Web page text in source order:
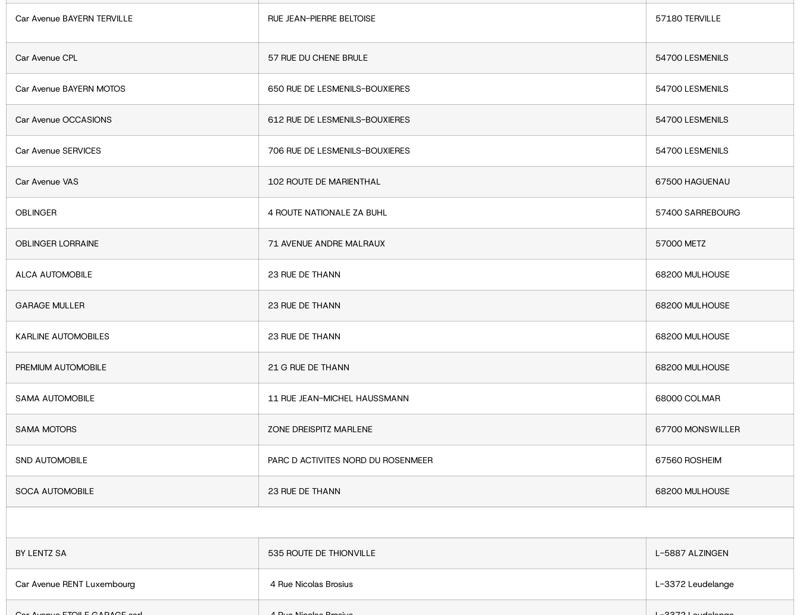
Car Avenue BAYERN TERVILLE RUE JEAN-PIERRE BELTOISE 57180 TERVILLE
Car Avenue CPL 57 RUE DU CHENE BRULE 54700 LESMENILS
Car Avenue BAYERN MOTOS 650 RUE DE LESMENILS-BOUXIERES 54700 LESMENILS
Car Avenue OCCASIONS 612 RUE DE LESMENILS-BOUXIERES 54700 LESMENILS
Car Avenue SERVICES 706 RUE DE LESMENILS-BOUXIERES 54700 LESMENILS
Car Avenue VAS 102 ROUTE DE MARIENTHAL 67500 HAGUENAU
OBLINGER 4 ROUTE NATIONALE ZA BUHL 57400 SARREBOURG
OBLINGER LORRAINE 71 AVENUE ANDRE MALRAUX 57000 METZ
ALCA AUTOMOBILE 23 RUE DE THANN 68200 MULHOUSE
GARAGE MULLER 23 RUE DE THANN 68200 MULHOUSE
KARLINE AUTOMOBILES 23 RUE DE THANN 68200 MULHOUSE
PREMIUM AUTOMOBILE 21 G RUE DE THANN 68200 MULHOUSE
SAMA AUTOMOBILE 11 RUE JEAN-MICHEL HAUSSMANN 68000 COLMAR
SAMA MOTORS ZONE DREISPITZ MARLENE 67700 MONSWILLER
SND AUTOMOBILE PARC D ACTIVITES NORD DU ROSENMEER 67560 ROSHEIM
SOCA AUTOMOBILE 23 RUE DE THANN 68200 MULHOUSE
BY LENTZ SA 535 ROUTE DE THIONVILLE L-5887 ALZINGEN
Car Avenue RENT Luxembourg 4 Rue Nicolas Brosius L-3372 Leudelange